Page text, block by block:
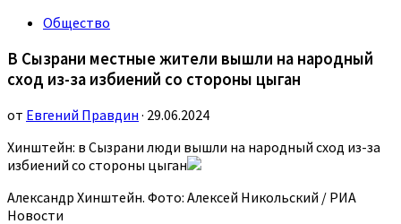
Общество
В Сызрани местные жители вышли на народный
сход из-за избиений со стороны цыган
от Евгений Правдин · 29.06.2024
Хинштейн: в Сызрани люди вышли на народный сход из-за
избиений со стороны цыган
Александр Хинштейн. Фото: Алексей Никольский / РИА
Новости